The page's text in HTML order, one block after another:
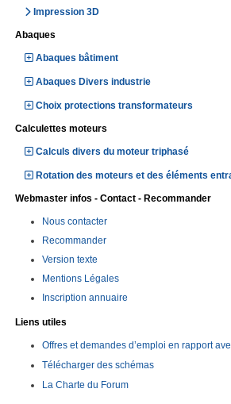
Impression 3D
Abaques
Abaques bâtiment
Abaques Divers industrie
Choix protections transformateurs
Calculettes moteurs
Calculs divers du moteur triphasé
Rotation des moteurs et des éléments
Webmaster infos - Contact - Recommander
Nous contacter
Recommander
Version texte
Mentions Légales
Inscription annuaire
Liens utiles
Offres et demandes d’emploi en rapport
Télécharger des schémas
La Charte du Forum